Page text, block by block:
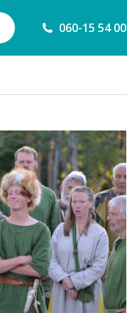
060-15 54 00